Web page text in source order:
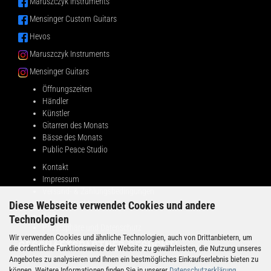
Diese Webseite verwendet Cookies und andere
Technologien
Wir verwenden Cookies und ähnliche Technologien, auch von Drittanbietern, um
die ordentliche Funktionsweise der Website zu gewährleisten, die Nutzung unseres
Angebotes zu analysieren und Ihnen ein bestmögliches Einkaufserlebnis bieten zu
Mensinger Custom Guitars
Hevos
Maruszczyk Instruments
Mensinger Guitars
Öffnungszeiten
Händler
Künstler
Gitarren des Monats
Bässe des Monats
Public Peace Studio
Kontakt
Impressum
Widerrufsrecht
AGB
Privatsphäre und Datenschutz
GESCHÄFTSPARTNER GESUCHT!